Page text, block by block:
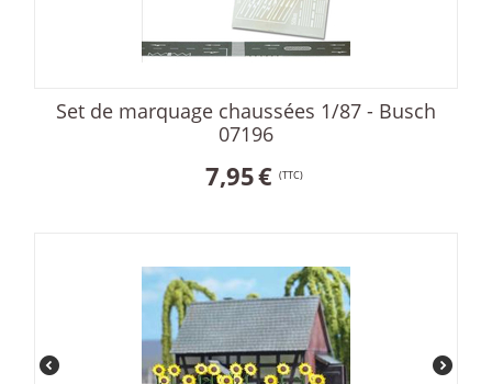
Set de marquage chaussées 1/87 - Busch
07196
7,95€ (TTC)